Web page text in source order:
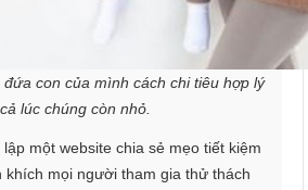
con của mình cách chi tiêu hợp lý
lúc chúng còn nhỏ.
một website chia sẻ mẹo tiết kiệm
khích mọi người tham gia thử thách